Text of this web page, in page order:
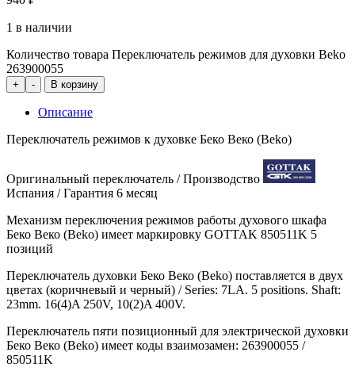
1 в наличии
Количество товара Переключатель режимов для духовки Beko
263900055
+ - В корзину
Описание
Переключатель режимов к духовке Беко Веко (Beko)
Оригинальный переключатель / Производство
Испания / Гарантия 6 месяц
Механизм переключения режимов работы духового шкафа
Беко Веко (Beko) имеет маркировку GOTTAK 850511K 5
позиций
Переключатель духовки Беко Веко (Beko) поставляется в двух
цветах (коричневый и черный) / Series: 7LA. 5 positions. Shaft:
23mm. 16(4)A 250V, 10(2)A 400V.
Переключатель пяти позиционный для электрической духовки
Беко Веко (Beko) имеет коды взаимозамен: 263900055 /
850511K